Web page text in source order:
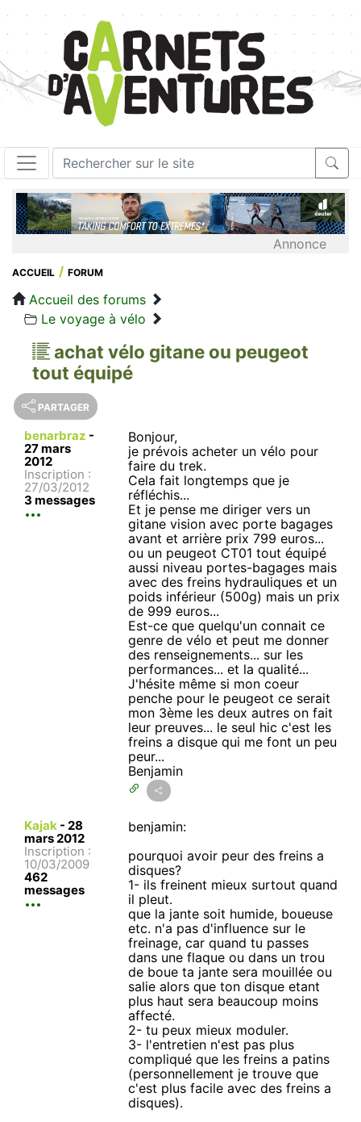
Annonce
ACCUEIL FORUM
Accueil des forums
Le voyage à vélo
achat vélo gitane ou peugeot
tout équipé
PARTAGER
benarbraz -
27 mars
2012
Inscription :
27/03/2012
3 messages
Bonjour,
je prévois acheter un vélo pour
faire du trek.
Cela fait longtemps que je
réfléchis...
Et je pense me diriger vers un
gitane vision avec porte bagages
avant et arrière prix 799 euros...
ou un peugeot CT01 tout équipé
aussi niveau portes-bagages mais
avec des freins hydrauliques et un
poids inférieur (500g) mais un prix
de 999 euros...
Est-ce que quelqu'un connait ce
genre de vélo et peut me donner
des renseignements... sur les
performances... et la qualité...
J'hésite même si mon coeur
penche pour le peugeot ce serait
mon 3ème les deux autres on fait
leur preuves... le seul hic c'est les
freins a disque qui me font un peu
peur...
Benjamin
Kajak - 28
mars 2012
Inscription :
10/03/2009
462
messages
benjamin:
pourquoi avoir peur des freins a
disques?
1- ils freinent mieux surtout quand
il pleut.
que la jante soit humide, boueuse
etc. n'a pas d'influence sur le
freinage, car quand tu passes
dans une flaque ou dans un trou
de boue ta jante sera mouillée ou
salie alors que ton disque etant
plus haut sera beaucoup moins
affecté.
2- tu peux mieux moduler.
3- l'entretien n'est pas plus
compliqué que les freins a patins
(personnellement je trouve que
c'est plus facile avec des freins a
disques).